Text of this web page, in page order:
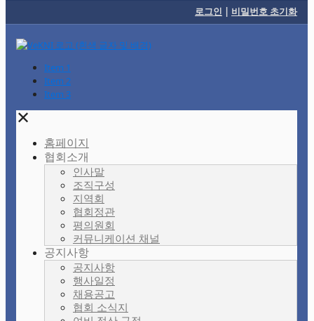
로그인 | 비밀번호 초기화
Item 1
Item 2
Item 3
✕
홈페이지
협회소개
인사말
조직구성
지역회
협회정관
평의원회
커뮤니케이션 채널
공지사항
공지사항
행사일정
채용공고
협회 소식지